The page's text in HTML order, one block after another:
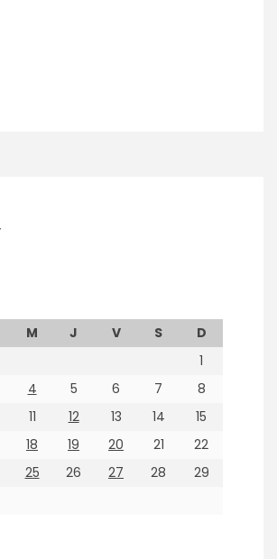
M J V S
D
1
4 5 6 7
8
11 12 13 14
15
18 19 20 21
22
25 26 27 28
29